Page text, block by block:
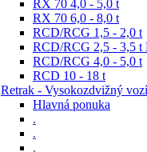
RX 70 4,0 - 5,0 t
RX 70 6,0 - 8,0 t
RCD/RCG 1,5 - 2,0 t
RCD/RCG 2,5 - 3,5 t
RCD/RCG 4,0 - 5,0 t
RCD 10 - 18 t
Retrak - Vysokozdvižný
Hlavná ponuka
.
.
.